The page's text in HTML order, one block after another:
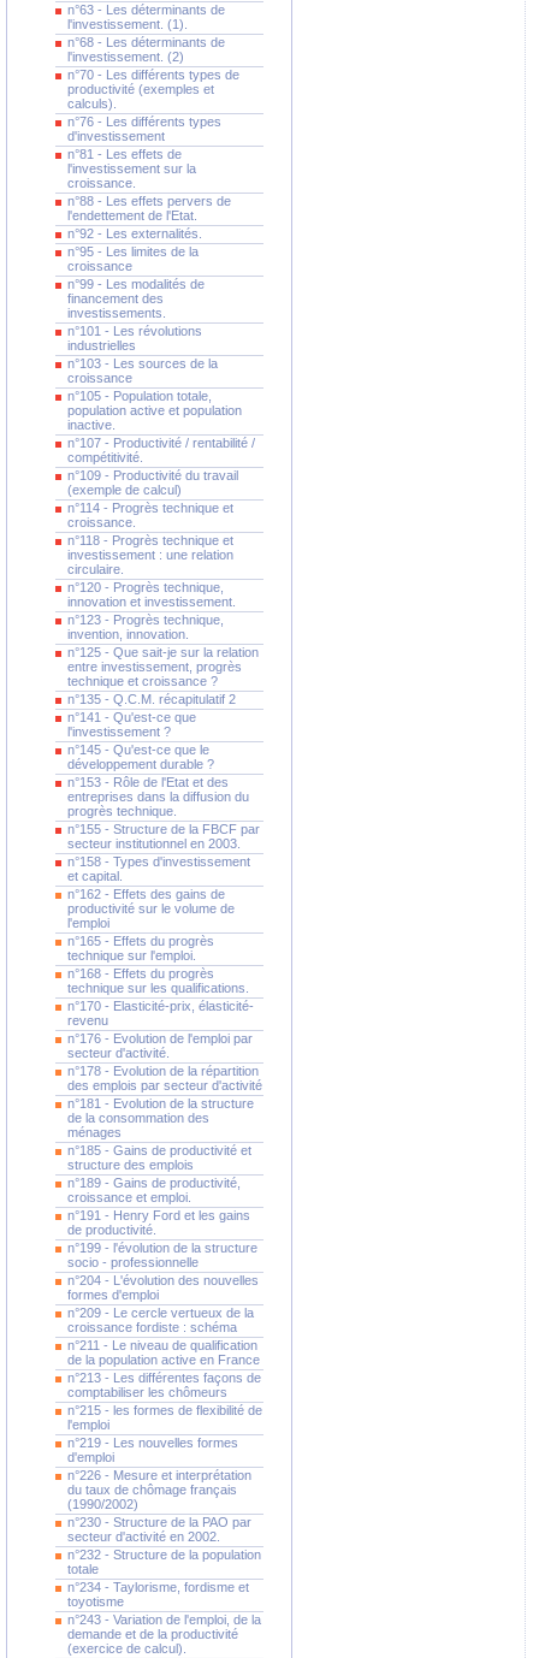
n°63 - Les déterminants de
l'investissement. (1).
n°68 - Les déterminants de
l'investissement. (2)
n°70 - Les différents types de
productivité (exemples et
calculs).
n°76 - Les différents types
d'investissement
n°81 - Les effets de
l'investissement sur la
croissance.
n°88 - Les effets pervers de
l'endettement de l'Etat.
n°92 - Les externalités.
n°95 - Les limites de la
croissance
n°99 - Les modalités de
financement des
investissements.
n°101 - Les révolutions
industrielles
n°103 - Les sources de la
croissance
n°105 - Population totale,
population active et population
inactive.
n°107 - Productivité / rentabilité /
compétitivité.
n°109 - Productivité du travail
(exemple de calcul)
n°114 - Progrès technique et
croissance.
n°118 - Progrès technique et
investissement : une relation
circulaire.
n°120 - Progrès technique,
innovation et investissement.
n°123 - Progrès technique,
invention, innovation.
n°125 - Que sait-je sur la relation
entre investissement, progrès
technique et croissance ?
n°135 - Q.C.M. récapitulatif 2
n°141 - Qu'est-ce que
l'investissement ?
n°145 - Qu'est-ce que le
développement durable ?
n°153 - Rôle de l'Etat et des
entreprises dans la diffusion du
progrès technique.
n°155 - Structure de la FBCF par
secteur institutionnel en 2003.
n°158 - Types d'investissement
et capital.
n°162 - Effets des gains de
productivité sur le volume de
l'emploi
n°165 - Effets du progrès
technique sur l'emploi.
n°168 - Effets du progrès
technique sur les qualifications.
n°170 - Elasticité-prix, élasticité-
revenu
n°176 - Evolution de l'emploi par
secteur d'activité.
n°178 - Evolution de la répartition
des emplois par secteur d'activité
n°181 - Evolution de la structure
de la consommation des
ménages
n°185 - Gains de productivité et
structure des emplois
n°189 - Gains de productivité,
croissance et emploi.
n°191 - Henry Ford et les gains
de productivité.
n°199 - l'évolution de la structure
socio - professionnelle
n°204 - L'évolution des nouvelles
formes d'emploi
n°209 - Le cercle vertueux de la
croissance fordiste : schéma
n°211 - Le niveau de qualification
de la population active en France
n°213 - Les différentes façons de
comptabiliser les chômeurs
n°215 - les formes de flexibilité de
l'emploi
n°219 - Les nouvelles formes
d'emploi
n°226 - Mesure et interprétation
du taux de chômage français
(1990/2002)
n°230 - Structure de la PAO par
secteur d'activité en 2002.
n°232 - Structure de la population
totale
n°234 - Taylorisme, fordisme et
toyotisme
n°243 - Variation de l'emploi, de la
demande et de la productivité
(exercice de calcul).